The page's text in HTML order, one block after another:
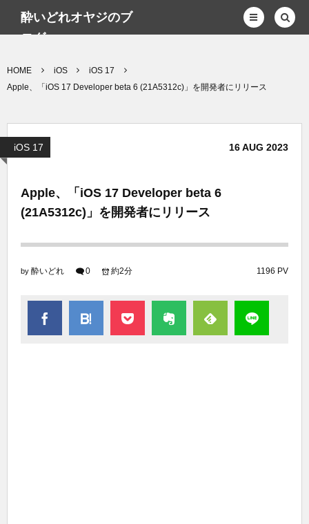
酔いどれオヤジのブ
ログwp
HOME iOS
iOS 17
Apple、「iOS 17 Developer beta 6 (21A5312c)」を開発者にリリース
iOS 17 16AUG 2023
Apple、「iOS 17 Developer beta 6
(21A5312c)」を開発者にリリース
by 酔いどれ 0 1196 PV
約2分